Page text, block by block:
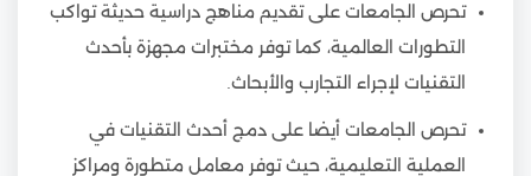
تحرص الجامعات على تقديم مناهج دراسية حديثة تواكب
التطورات العالمية، كما توفر مختبرات مجهزة بأحدث
التقنيات لإجراء التجارب والأبحاث.
تحرص الجامعات أيضا على دمج أحدث التقنيات في
العملية التعليمية، حيث توفر معامل متطورة ومراكز